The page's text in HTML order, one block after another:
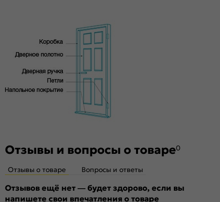
механизмом магнитной защелки (цвет: Черный) для легкого
и практически бесшумного закрывания
Отзывы и вопросы о товаре0
Отзывы о товаре Вопросы и ответы
Отзывов ещё нет — будет здорово, если вы
напишете свои впечатления о товаре